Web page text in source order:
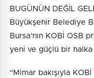
BUGÜNÜN DEĞİL
Büyükşehir Belediye
Bursa’nın KOBİ OSB
yeni ve güçlü bir
“Mimar bakışıyla